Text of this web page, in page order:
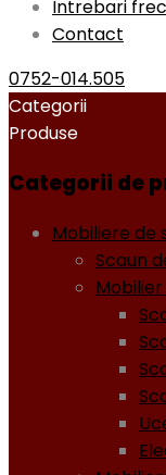
Intrebari
Contact
0752-014.505
Categorii
Produse
Categorii de
Mobiliere de
Scaun